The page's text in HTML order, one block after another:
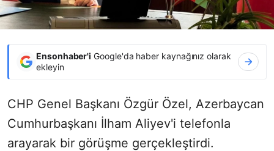
Ensonhaber'i Google'da haber kaynağınız olarak
ekleyin
CHP Genel Başkanı Özgür Özel, Azerbaycan
Cumhurbaşkanı İlham Aliyev'i telefonla
arayarak bir görüşme gerçekleştirdi.